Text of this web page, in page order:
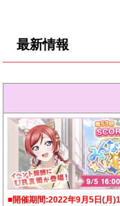
最新情報
■開催期間:2022年9月5日(月